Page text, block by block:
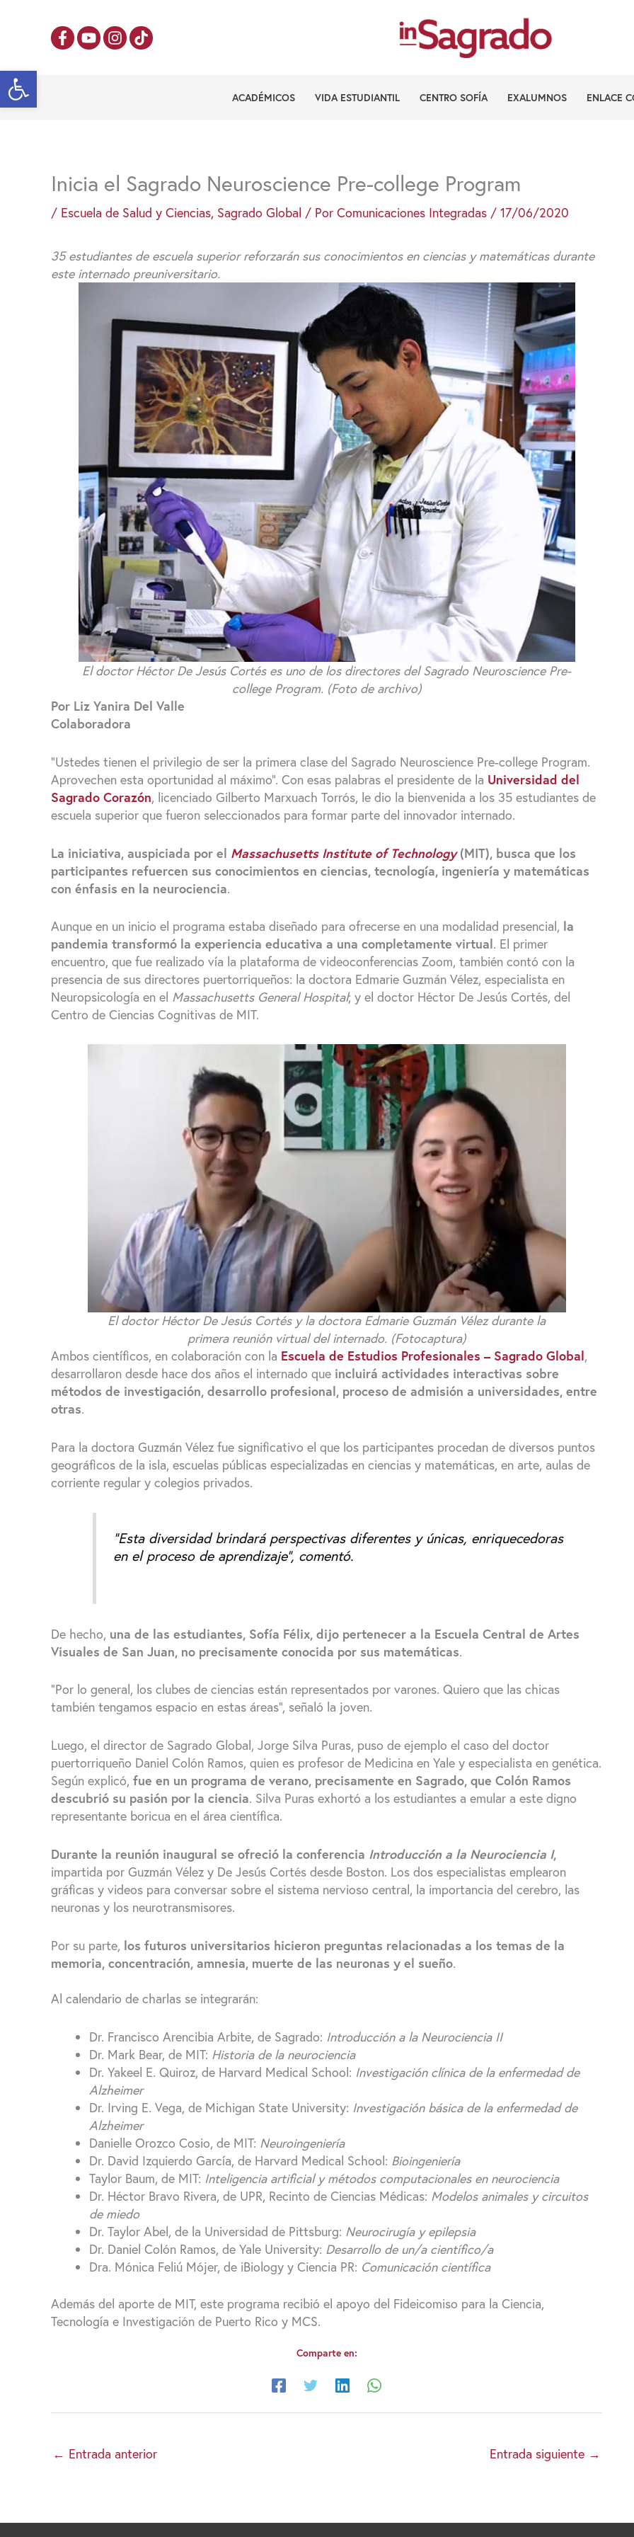
Abrir barra de herramientas
contenido
ACADÉMICOS VIDA ESTUDIANTIL CENTRO SOFÍA EXALUMNOS ENLACE
Inicia el Sagrado Neuroscience Pre-college Program
/ Escuela de Salud y Ciencias, Sagrado Global / Por Comunicaciones Integradas / 17/06/2020
35 estudiantes de escuela superior reforzarán sus conocimientos en ciencias y matemáticas durante
este internado preuniversitario.
El doctor Héctor De Jesús Cortés es uno de los directores del Sagrado Neuroscience Pre-
college Program. (Foto de archivo)
Por Liz Yanira Del Valle
Colaboradora
“Ustedes tienen el privilegio de ser la primera clase del Sagrado Neuroscience Pre-college Program.
Aprovechen esta oportunidad al máximo”. Con esas palabras el presidente de la Universidad del
Sagrado Corazón, licenciado Gilberto Marxuach Torrós, le dio la bienvenida a los 35 estudiantes de
escuela superior que fueron seleccionados para formar parte del innovador internado.
La iniciativa, auspiciada por el Massachusetts Institute of Technology(MIT), busca que los
participantes refuercen sus conocimientos en ciencias, tecnología, ingeniería y matemáticas
con énfasis en la neurociencia.
Aunque en un inicio el programa estaba diseñado para ofrecerse en una modalidad presencial, la
pandemia transformó la experiencia educativa a una completamente virtual. El primer
encuentro, que fue realizado vía la plataforma de videoconferencias Zoom, también contó con la
presencia de sus directores puertorriqueños: la doctora Edmarie Guzmán Vélez, especialista en
Neuropsicología en el Massachusetts General Hospital; y el doctor Héctor De Jesús Cortés, del
Centro de Ciencias Cognitivas de MIT.
El doctor Héctor De Jesús Cortés y la doctora Edmarie Guzmán Vélez durante la
primera reunión virtual del internado. (Fotocaptura)
Ambos científicos, en colaboración con la Escuela de Estudios Profesionales – Sagrado Global,
desarrollaron desde hace dos años el internado que incluirá actividades interactivas sobre
métodos de investigación, desarrollo profesional, proceso de admisión a universidades, entre
otras.
Para la doctora Guzmán Vélez fue significativo el que los participantes procedan de diversos puntos
geográficos de la isla, escuelas públicas especializadas en ciencias y matemáticas, en arte, aulas de
corriente regular y colegios privados.
“Esta diversidad brindará perspectivas diferentes y únicas, enriquecedoras
en el proceso de aprendizaje”, comentó.
De hecho, una de las estudiantes, Sofía Félix, dijo pertenecer a la Escuela Central de Artes
Visuales de San Juan, no precisamente conocida por sus matemáticas.
“Por lo general, los clubes de ciencias están representados por varones. Quiero que las chicas
también tengamos espacio en estas áreas”, señaló la joven.
Luego, el director de Sagrado Global, Jorge Silva Puras, puso de ejemplo el caso del doctor
puertorriqueño Daniel Colón Ramos, quien es profesor de Medicina en Yale y especialista en genética.
Según explicó, fue en un programa de verano, precisamente en Sagrado, que Colón Ramos
descubrió su pasión por la ciencia. Silva Puras exhortó a los estudiantes a emular a este digno
representante boricua en el área científica.
Durante la reunión inaugural se ofreció la conferencia Introducción a la Neurociencia I,
impartida por Guzmán Vélez y De Jesús Cortés desde Boston. Los dos especialistas emplearon
gráficas y videos para conversar sobre el sistema nervioso central, la importancia del cerebro, las
neuronas y los neurotransmisores.
Por su parte, los futuros universitarios hicieron preguntas relacionadas a los temas de la
memoria, concentración, amnesia, muerte de las neuronas y el sueño.
Al calendario de charlas se integrarán:
Dr. Francisco Arencibia Arbite, de Sagrado: Introducción a la Neurociencia II
Dr. Mark Bear, de MIT: Historia de la neurociencia
Dr. Yakeel E. Quiroz, de Harvard Medical School: Investigación clínica de la enfermedad de
Alzheimer
Dr. Irving E. Vega, de Michigan State University: Investigación básica de la enfermedad de
Alzheimer
Danielle Orozco Cosio, de MIT: Neuroingeniería
Dr. David Izquierdo García, de Harvard Medical School: Bioingeniería
Taylor Baum, de MIT: Inteligencia artificial y métodos computacionales en neurociencia
Dr. Héctor Bravo Rivera, de UPR, Recinto de Ciencias Médicas: Modelos animales y circuitos
de miedo
Dr. Taylor Abel, de la Universidad de Pittsburg: Neurocirugía y epilepsia
Dr. Daniel Colón Ramos, de Yale University: Desarrollo de un/a científico/a
Dra. Mónica Feliú Mójer, de iBiology y Ciencia PR: Comunicación científica
Además del aporte de MIT, este programa recibió el apoyo del Fideicomiso para la Ciencia,
Tecnología e Investigación de Puerto Rico y MCS.
Comparte en:
← Entrada anterior Entrada siguiente →